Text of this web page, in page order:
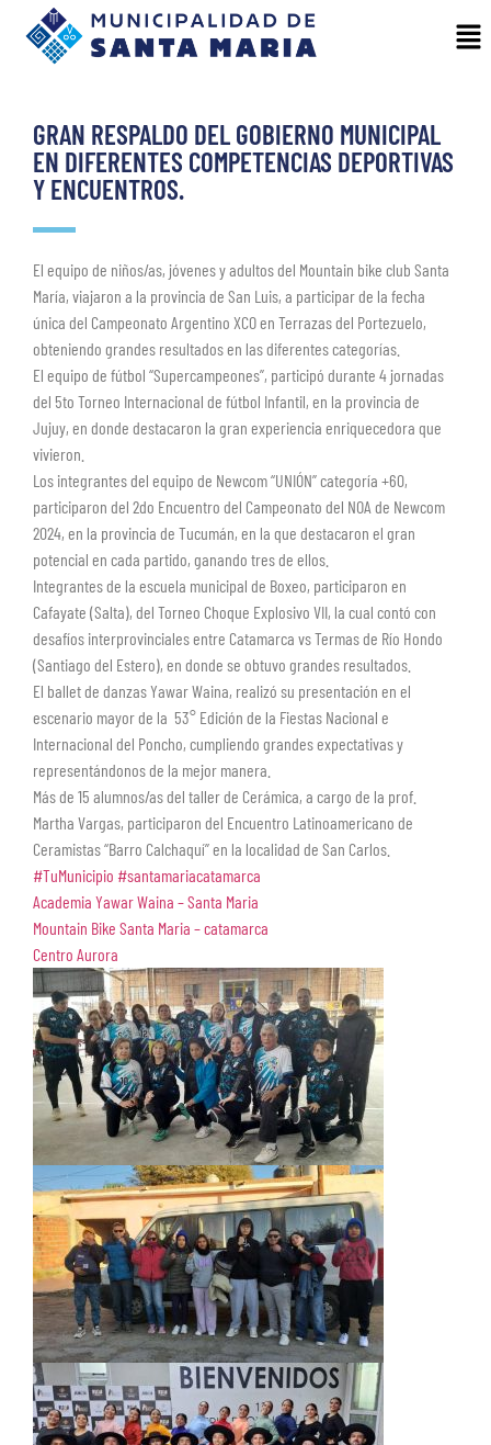
GRAN RESPALDO DEL GOBIERNO MUNICIPAL
EN DIFERENTES COMPETENCIAS DEPORTIVAS
Y ENCUENTROS.
El equipo de niños/as, jóvenes y adultos del Mountain bike club Santa
María, viajaron a la provincia de San Luis, a participar de la fecha
única del Campeonato Argentino XCO en Terrazas del Portezuelo,
obteniendo grandes resultados en las diferentes categorías.
El equipo de fútbol “Supercampeones”, participó durante 4 jornadas
del 5to Torneo Internacional de fútbol Infantil, en la provincia de
Jujuy, en donde destacaron la gran experiencia enriquecedora que
vivieron.
Los integrantes del equipo de Newcom “UNIÓN” categoría +60,
participaron del 2do Encuentro del Campeonato del NOA de Newcom
2024, en la provincia de Tucumán, en la que destacaron el gran
potencial en cada partido, ganando tres de ellos.
Integrantes de la escuela municipal de Boxeo, participaron en
Cafayate (Salta), del Torneo Choque Explosivo VII, la cual contó con
desafíos interprovinciales entre Catamarca vs Termas de Río Hondo
(Santiago del Estero), en donde se obtuvo grandes resultados.
El ballet de danzas Yawar Waina, realizó su presentación en el
escenario mayor de la 53° Edición de la Fiestas Nacional e
Internacional del Poncho, cumpliendo grandes expectativas y
representándonos de la mejor manera.
Más de 15 alumnos/as del taller de Cerámica, a cargo de la prof.
Martha Vargas, participaron del Encuentro Latinoamericano de
Ceramistas “Barro Calchaquí” en la localidad de San Carlos.
#TuMunicipio #santamariacatamarca
Academia Yawar Waina – Santa Maria
Mountain Bike Santa Maria – catamarca
Centro Aurora